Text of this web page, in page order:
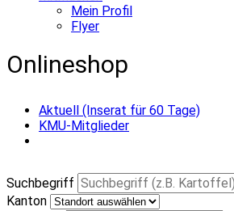
Mein Profil
Flyer
Onlineshop
Aktuell (Inserat für 60 Tage)
KMU-Mitglieder
Suchbegriff
Kanton